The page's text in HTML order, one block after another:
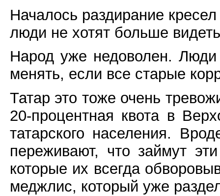
Началось раздирание
люди не хотят больше
Народ уже недоволен.
менять, если все старые
Татар это тоже очень
20-процентная квота в
татарского населения.
переживают, что займут
которые их всегда
меджлис, который уже